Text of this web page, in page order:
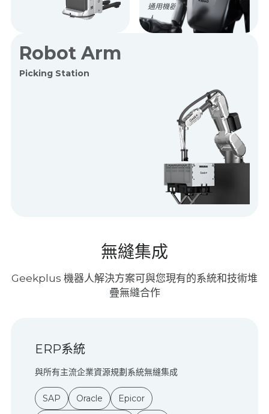
通用機器
人
Robot Arm
Picking Station
無縫集成
Geekplus 機器人解決方案可與您現有的系統和技術堆
疊無縫合作
ERP系統
與所有主流企業資源規劃系統無縫集成
SAP Oracle Epicor